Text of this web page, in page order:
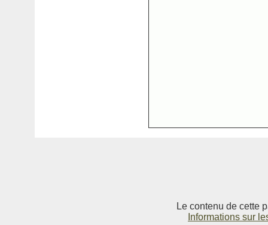
Le contenu de cette
Informations sur